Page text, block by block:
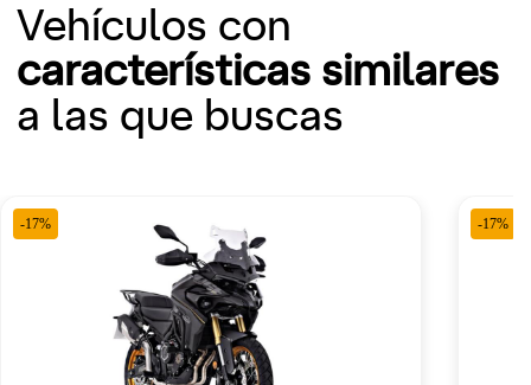
Vehículos con
características similares
a las que buscas
-17% -17%